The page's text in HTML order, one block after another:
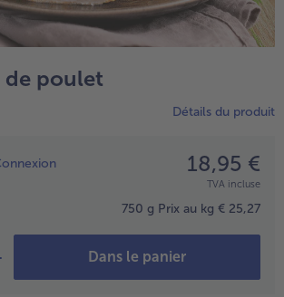
cuisinés
& Pâtisserie
& Pâtisserie
Apéritifs & Snacks
non surgelés
non surgelés
poulet
Détails du produit
18,95 €
TVA incluse
750 g Prix au kg € 25,27
Dans le panier